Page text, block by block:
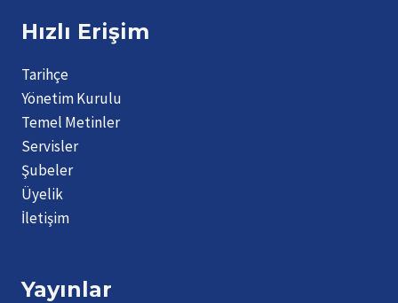
Hızlı Erişim
Tarihçe
Yönetim Kurulu
Temel Metinler
Servisler
Şubeler
Üyelik
İletişim
Yayınlar